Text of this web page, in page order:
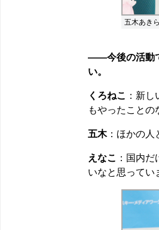
五木あき
――今後の活動
い。
くろねこ
：新
もやったことの
五木：ほかの人
えなこ
：国内
いなと思ってい